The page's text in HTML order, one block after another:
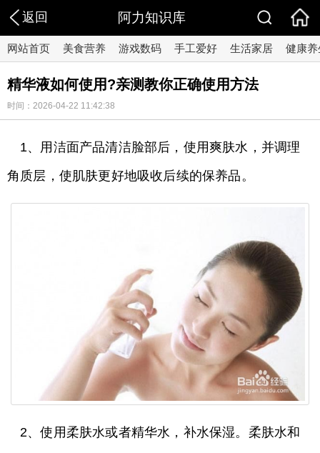
返回 阿力知识库
网站首页 美食营养 游戏数码 手工爱好 生活家居 健康养
精华液如何使用?亲测教你正确使用方法
时间：2026-04-22 11:42:38
1、用洁面产品清洁脸部后，使用爽肤水，并调理
角质层，使肌肤更好地吸收后续的保养品。
2、使用柔肤水或者精华水，补水保湿。柔肤水和